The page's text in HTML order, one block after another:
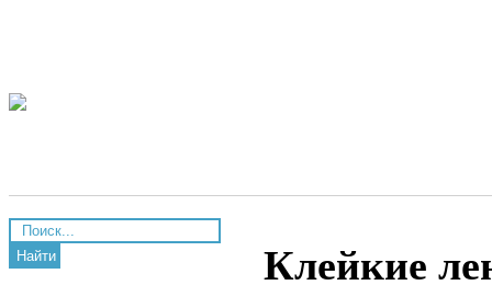
Найти Клейкие